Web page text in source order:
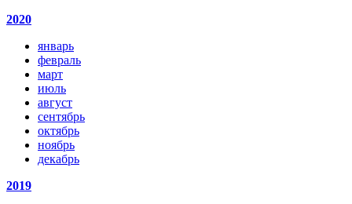
2020
январь
февраль
март
июль
август
сентябрь
октябрь
ноябрь
декабрь
2019